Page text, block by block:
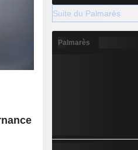
Suite du Palmarès
Palmarès